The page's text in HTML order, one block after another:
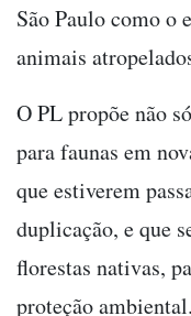
São Paulo como o
animais
O PL propõe não
para faunas em
que estiverem
duplicação, e que
florestas nativas,
proteção ambiental.